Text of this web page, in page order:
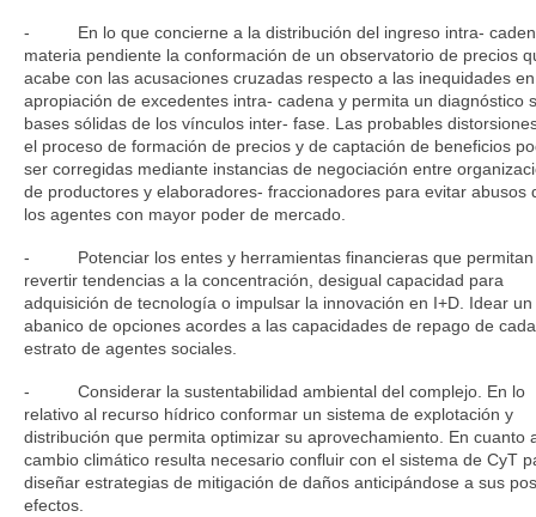
- En lo que concierne a la distribución del ingreso intra-
materia pendiente la conformación de un observatorio de precios
acabe con las acusaciones cruzadas respecto a las inequidades
apropiación de excedentes intra- cadena y permita un diagnóstico
bases sólidas de los vínculos inter- fase. Las probables
el proceso de formación de precios y de captación de beneficios
ser corregidas mediante instancias de negociación entre
de productores y elaboradores- fraccionadores para evitar abusos
los agentes con mayor poder de mercado.
- Potenciar los entes y herramientas financieras que permitan
revertir tendencias a la concentración, desigual capacidad para
adquisición de tecnología o impulsar la innovación en I+D. Idear un
abanico de opciones acordes a las capacidades de repago de cada
estrato de agentes sociales.
- Considerar la sustentabilidad ambiental del complejo. En lo
relativo al recurso hídrico conformar un sistema de explotación y
distribución que permita optimizar su aprovechamiento. En cuanto
cambio climático resulta necesario confluir con el sistema de CyT
diseñar estrategias de mitigación de daños anticipándose a sus
efectos.